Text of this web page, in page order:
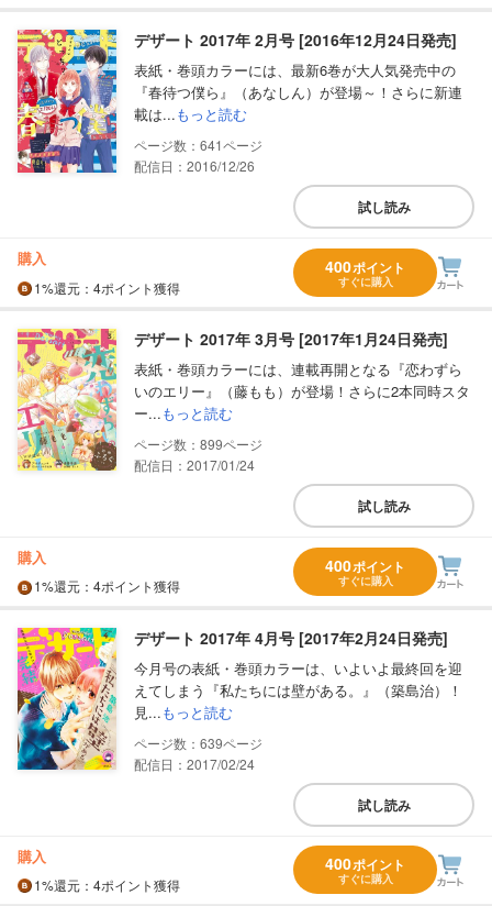
デザート 2017年 2月号 [2016年12月24日発売]
表紙・巻頭カラーには、最新6巻が大人気発売中の
『春待つ僕ら』（あなしん）が登場～！さらに新連
載は...もっと読む
641
配信日：2016/12/26
試し読み
購入
1%還元 ：4ポイント獲得
400ポイント
すぐに購入
デザート 2017年 3月号 [2017年1月24日発売]
表紙・巻頭カラーには、連載再開となる『恋わずら
いのエリー』（藤もも）が登場！さらに2本同時スタ
ー...もっと読む
899
配信日：2017/01/24
試し読み
購入
1%還元 ：4ポイント獲得
400ポイント
すぐに購入
デザート 2017年 4月号 [2017年2月24日発売]
今月号の表紙・巻頭カラーは、いよいよ最終回を迎
えてしまう『私たちには壁がある。』（築島治）！
見...もっと読む
639
配信日：2017/02/24
試し読み
購入
1%還元 ：4ポイント獲得
400ポイント
すぐに購入